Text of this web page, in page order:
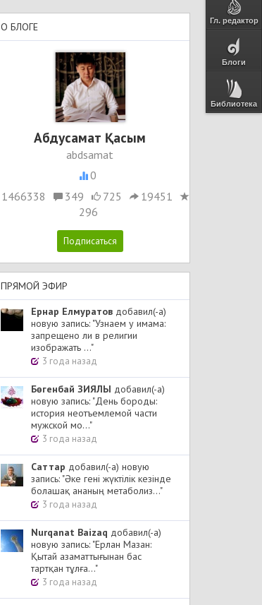
Гл. редактор
Блоги
Библиотека
О БЛОГЕ
Абдусамат Қасым
abdsamat
0
1466338
349 725
19451
296
ПРЯМОЙ ЭФИР
Ернар Елмуратов добавил(-а)
новую запись: "Узнаем у имама:
запрещено ли в религии
изображать ..."
3 года назад
Бөгенбай ЗИЯЛЫ добавил(-а)
новую запись: "День бороды:
история неотъемлемой части
мужской мо..."
3 года назад
Cаттар добавил(-а) новую
запись: "Әке гені жүктілік кезінде
болашақ ананың метаболиз..."
3 года назад
Nurqanat Baizaq добавил(-а)
новую запись: "Ерлан Мазан:
Қытай азаматтығынан бас
тартқан тұлға..."
3 года назад